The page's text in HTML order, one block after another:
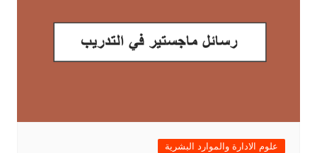
علوم الادارة والموارد البشرية